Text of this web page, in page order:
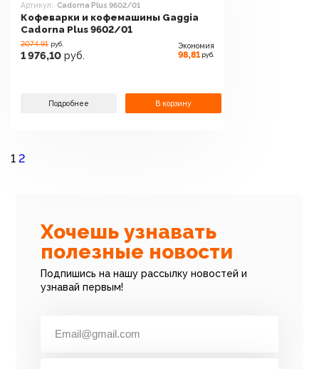
Артикул: Cadorna Plus 9602/01
Кофеварки и кофемашины Gaggia
Cadorna Plus 9602/01
2074.91 руб.
1 976,10 руб.
Экономия
98,81 руб.
Подробнее В корзину
1 2
Хочешь узнавать
полезные новости
Подпишись на нашу рассылку новостей и
узнавай первым!